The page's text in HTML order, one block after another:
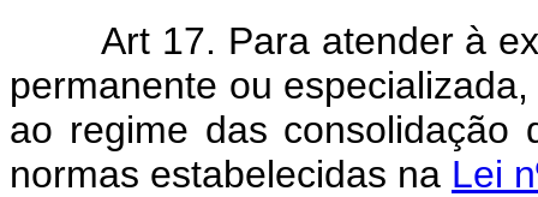
Art 17. Para atender à
permanente ou
ao regime das consolidação
normas estabelecidas na Lei